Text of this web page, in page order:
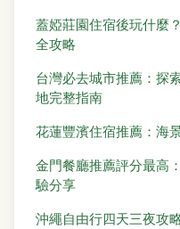
蓋婭莊園住宿後玩什麼
全攻略
台灣必去城市推薦：探
地完整指南
花蓮豐濱住宿推薦：海
金門餐廳推薦評分最高
驗分享
沖繩自由行四天三夜攻